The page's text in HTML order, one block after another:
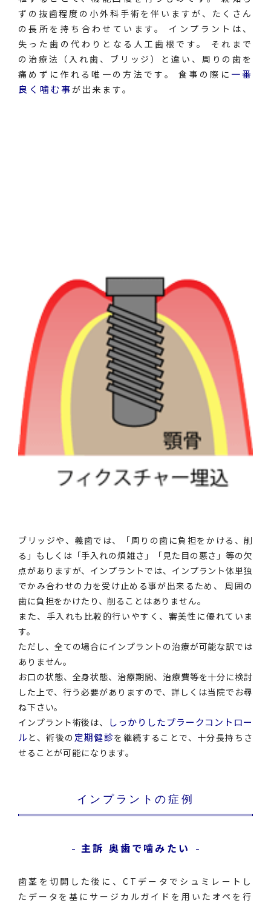
ずの抜歯程度の小外科手術を伴いますが、たくさん
の長所を持ち合わせています。 インプラントは、
失った歯の代わりとなる人工歯根です。 それまで
の治療法（入れ歯、ブリッジ）と違い、周りの歯を
痛めずに作れる唯一の方法です。 食事の際に 一番
良く噛む事が出来ます。
ブリッジや、義歯では、「周りの歯に負担をかける、削
る」もしくは「手入れの煩雑さ」「見た目の悪さ」等の欠
点がありますが、インプラントでは、インプラント体単独
でかみ合わせの力を受け止める事が出来るため、 周囲の
歯に負担をかけたり、削ることはありません。
また、手入れも比較的行いやすく、審美性に優れていま
す。
ただし、全ての場合にインプラントの治療が可能な訳では
ありません。
お口の状態、全身状態、治療期間、治療費等を十分に検討
した上で、行う必要がありますので、詳しくは当院でお尋
ね下さい。
インプラント術後は、
しっかりしたプラークコントロー
ル と、術後の 定期健診を継続することで、十分長持ちさ
せることが可能になります。
インプラントの症例
主訴 奥歯で噛みたい
歯茎を切開した後に、CTデータでシュミレートし
たデータを基にサージカルガイドを用いたオペを行